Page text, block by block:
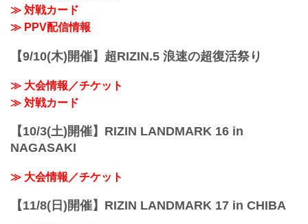
≫ 対戦カード
≫ PPV配信情報
【9/10(木)開催】超RIZIN.5 浪速の超復活祭り
≫ 大会情報／チケット
≫ 対戦カード
【10/3(土)開催】RIZIN LANDMARK 16 in
NAGASAKI
≫ 大会情報／チケット
【11/8(日)開催】RIZIN LANDMARK 17 in CHIBA